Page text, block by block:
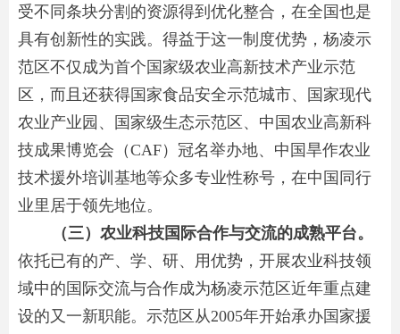
受不同条块分割的资源得到优化整合，在全国也是
具有创新性的实践。得益于这一制度优势，杨凌示
范区不仅成为首个国家级农业高新技术产业示范
区，而且还获得国家食品安全示范城市、国家现代
农业产业园、国家级生态示范区、中国农业高新科
技成果博览会（CAF）冠名举办地、中国旱作农业
技术援外培训基地等众多专业性称号，在中国同行
业里居于领先地位。
（三）农业科技国际合作与交流的成熟平台。
依托已有的产、学、研、用优势，开展农业科技领
域中的国际交流与合作成为杨凌示范区近年重点建
设的又一新职能。示范区从2005年开始承办国家援